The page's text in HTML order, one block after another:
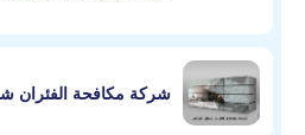
شركة مكافحة الفئران